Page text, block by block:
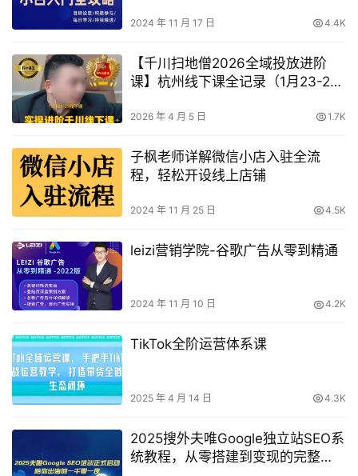
2024 年 11 月 17 日 4.4K
【千川扫地僧2026全域投放进阶
课】杭州线下课全记录（1月23-25
小时全程录音+字幕
2026 年 4 月 5 日 1.7K
子枫老师详解微信小店入驻全流
程，轻松开设线上店铺
2024 年 11 月 25 日 4.5K
leizi营销学院-谷歌广告从零到精通
2024 年 11 月 10 日 4.2K
TikTok全阶运营体系课
2025 年 4 月 14 日 4.3K
2025搜外夫唯Google独立站SEO系
统教程，从零搭建到变现的完整